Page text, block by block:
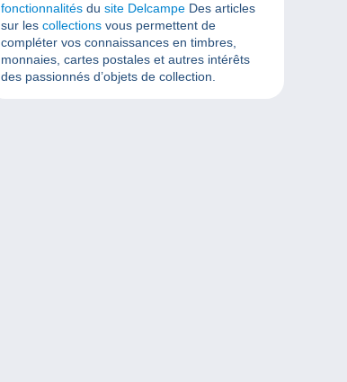
fonctionnalités du site Delcampe Des articles
sur les collections vous permettent de
compléter vos connaissances en timbres,
monnaies, cartes postales et autres intérêts
des passionnés d’objets de collection.